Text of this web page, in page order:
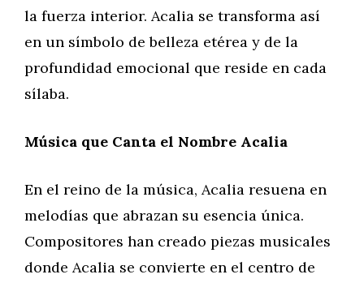
la fuerza interior. Acalia se transforma así
en un símbolo de belleza etérea y de la
profundidad emocional que reside en cada
sílaba.
Música que Canta el Nombre Acalia
En el reino de la música, Acalia resuena en
melodías que abrazan su esencia única.
Compositores han creado piezas musicales
donde Acalia se convierte en el centro de